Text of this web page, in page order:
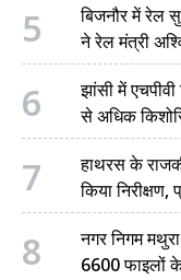
5
बिजनौर में रेल
ने रेल मंत्री
6
झांसी में
से अधिक
7
हाथरस के
किया
8
नगर निगम
6600 फाइलों के